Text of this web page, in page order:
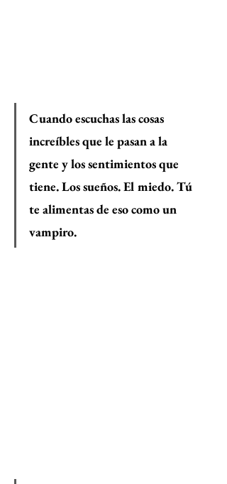
Cuando escuchas las cosas
increíbles que le pasan a la
gente y los sentimientos que
tiene. Los sueños. El miedo. Tú
te alimentas de eso como un
vampiro.